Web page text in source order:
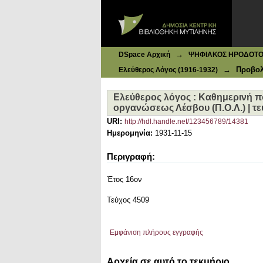
4509, 15-11-1931
DSpace Αρχική → ΨΗΦΙΑΚΟΣ ΗΡΟΔΟΤΟΣ:
Ελεύθερος Λόγος (1916-1932)
→
Eλεύθερος λόγος : Καθημερινή
οργανώσεως Λέσβου (Π.Ο.Λ.) |
URI: http://hdl.handle.net/123456789/14381
Ημερομηνία: 1931-11-15
Περιγραφή:
Έτος 16ον
Τεύχος 4509
Εμφάνιση πλήρους εγγραφής